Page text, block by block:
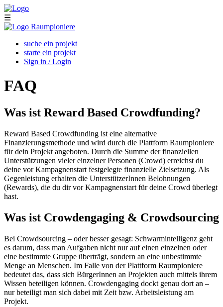
Skip to main content
☰
suche ein projekt
starte ein projekt
Sign in / Login
FAQ
Was ist Reward Based Crowdfunding?
Reward Based Crowdfunding ist eine alternative
Finanzierungsmethode und wird durch die Plattform Raumpioniere
für dein Projekt angeboten. Durch die Summe der finanziellen
Unterstützungen vieler einzelner Personen (Crowd) erreichst du
deine vor Kampagnenstart festgelegte finanzielle Zielsetzung. Als
Gegenleistung erhalten die UnterstützerInnen Belohnungen
(Rewards), die du dir vor Kampagnenstart für deine Crowd überlegt
hast.
Was ist Crowdengaging & Crowdsourcing
Bei Crowdsourcing – oder besser gesagt: Schwarmintelligenz geht
es darum, dass man Aufgaben nicht nur auf einen einzelnen oder
eine bestimmte Gruppe überträgt, sondern an eine unbestimmte
Menge an Menschen. Im Falle von der Plattform Raumpioniere
bedeutet das, dass sich BürgerInnen an Projekten auch mittels ihrem
Wissen beteiligen können. Crowdengaging dockt genau dort an –
nur beteiligt man sich dabei mit Zeit bzw. Arbeitsleistung am
Projekt.